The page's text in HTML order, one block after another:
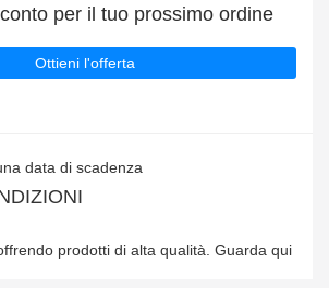
per il tuo prossimo ordine
Ottieni l'offerta
data di scadenza
prodotti di alta qualità. Guarda qui